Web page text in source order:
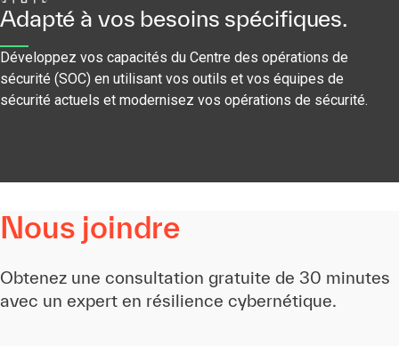
Adapté à vos besoins spécifiques.
Développez vos capacités du Centre des opérations de
sécurité (SOC) en utilisant vos outils et vos équipes de
sécurité actuels et modernisez vos opérations de sécurité.
Nous joindre
Obtenez une consultation gratuite de 30 minutes
avec un expert en résilience cybernétique.